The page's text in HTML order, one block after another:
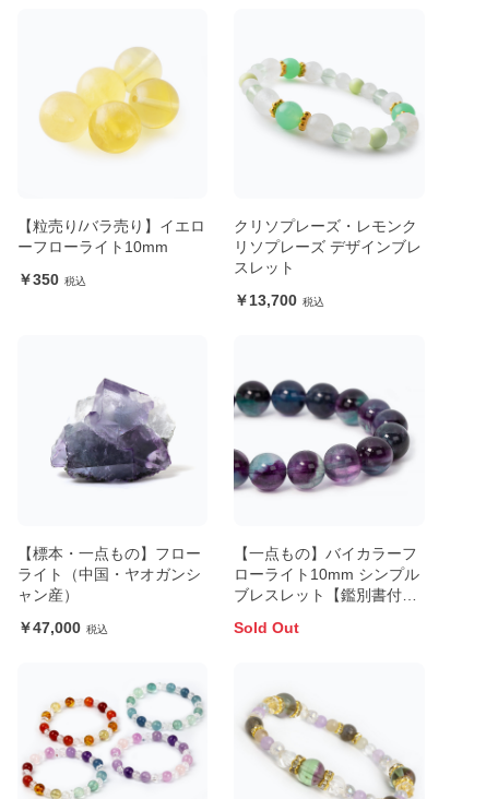
【粒売り/バラ売り】イエロ
ーフローライト10mm
350
クリソプレーズ・レモンク
リソプレーズ デザインブレ
スレット
13,700
【標本・一点もの】フロー
ライト（中国・ヤオガンシ
ャン産）
47,000
【一点もの】バイカラーフ
ローライト10mm シンプル
ブレスレット【鑑別書付
Sold Out